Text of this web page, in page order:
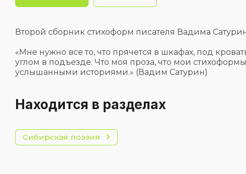
Второй сборник стихоформ писателя Вадима
«Мне нужно все то, что прячется в шкафах, под
углом в подъезде. Что моя проза, что мои
услышанными историями.» (Вадим Сатурин)
Находится в разделах
Сибирская поэзия